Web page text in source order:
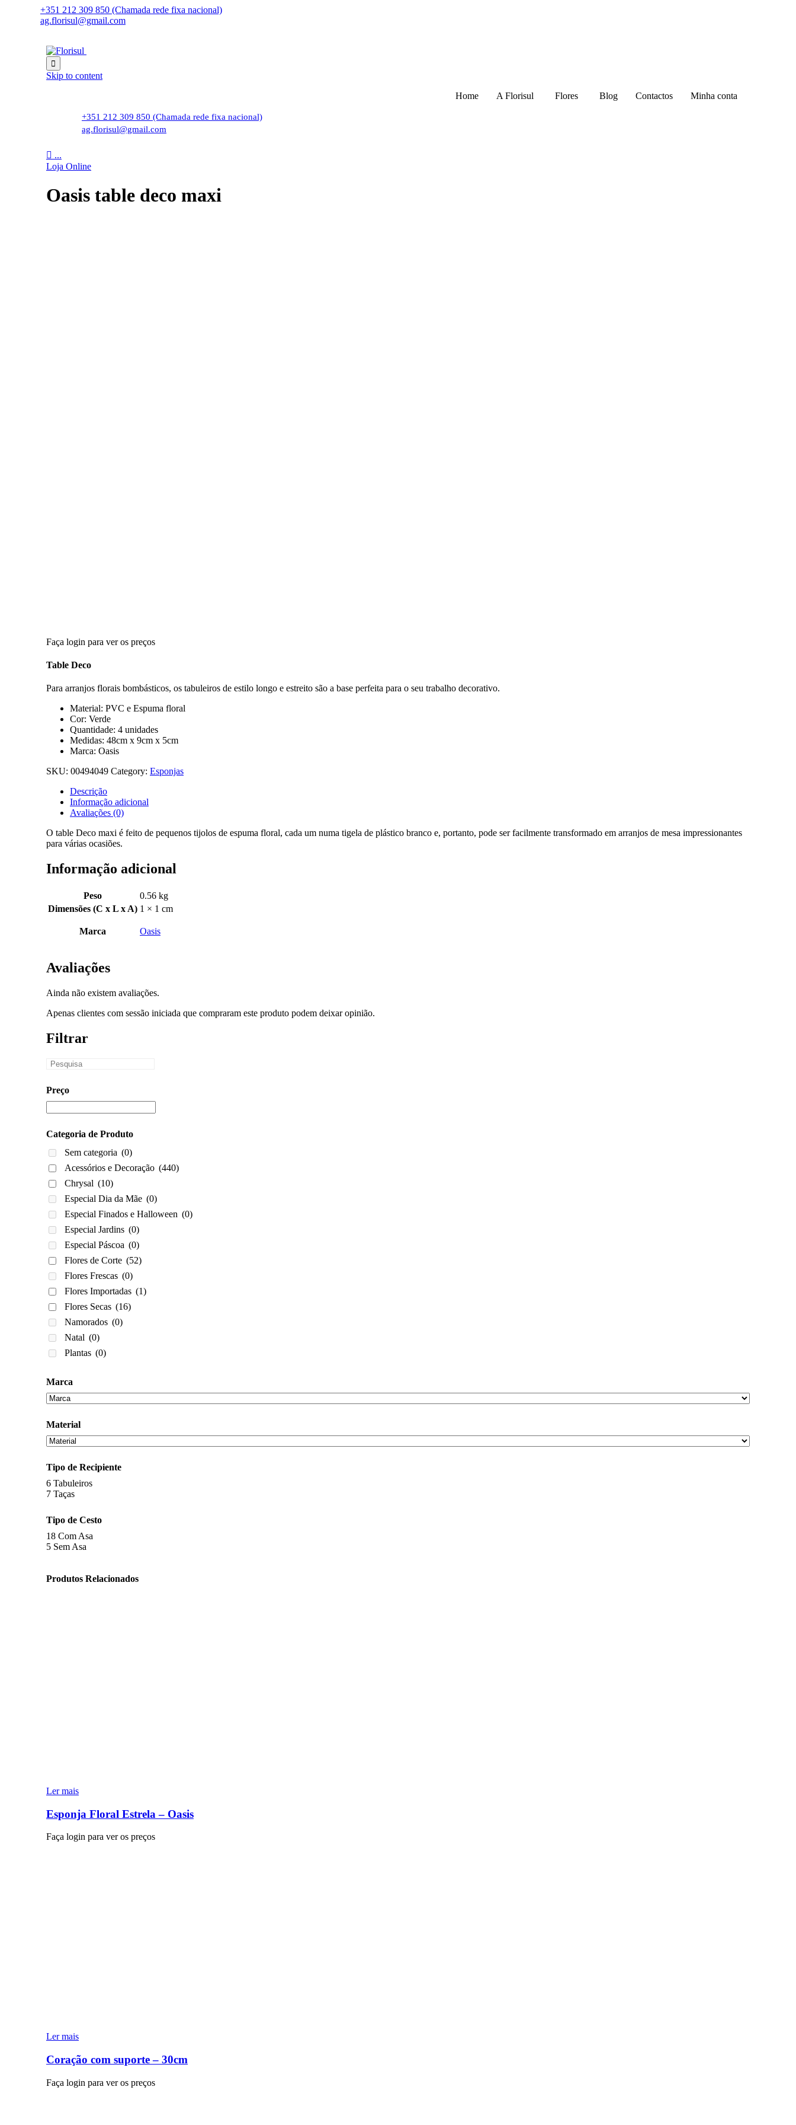
+351 212 309 850 (Chamada rede fixa nacional)
ag.florisul@gmail.com

Skip to content
Home
A Florisul Flores Blog Contactos Minha conta
+351 212 309 850 (Chamada rede fixa nacional)
ag.florisul@gmail.com
 ...
Loja Online
Oasis table deco maxi
Faça login para ver os preços
Table Deco
Para arranjos florais bombásticos, os tabuleiros de estilo longo e estreito são a base perfeita para o seu trabalho decorativo.
Material: PVC e Espuma floral
Cor: Verde
Quantidade: 4 unidades
Medidas: 48cm x 9cm x 5cm
Marca: Oasis
SKU: 00494049 Category: Esponjas
Descrição
Informação adicional
Avaliações (0)
O table Deco maxi é feito de pequenos tijolos de espuma floral, cada um numa tigela de plástico branco e, portanto, pode ser facilmente transformado em arranjos de mesa impressionantes
para várias ocasiões.
Informação adicional
Peso
0.56 kg
Dimensões (C x L x A) 1 × 1 cm
Marca Oasis
Avaliações
Ainda não existem avaliações.
Apenas clientes com sessão iniciada que compraram este produto podem deixar opinião.
Filtrar
Preço
Categoria de Produto
Sem categoria (0)
Acessórios e Decoração (440)
Chrysal (10)
Especial Dia da Mãe (0)
Especial Finados e Halloween (0)
Especial Jardins (0)
Especial Páscoa (0)
Flores de Corte (52)
Flores Frescas (0)
Flores Importadas (1)
Flores Secas (16)
Namorados (0)
Natal (0)
Plantas (0)
Marca
Material
Tipo de Recipiente
6 Tabuleiros
7 Taças
Tipo de Cesto
18 Com Asa
5 Sem Asa
Produtos Relacionados
Ler mais
Esponja Floral Estrela – Oasis
Faça login para ver os preços
Ler mais
Coração com suporte – 30cm
Faça login para ver os preços